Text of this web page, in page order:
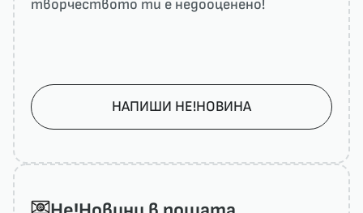
творчеството ти е недооценено!
НАПИШИ НЕ!НОВИНА